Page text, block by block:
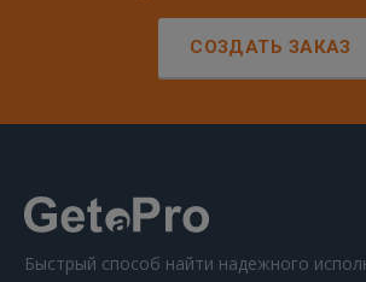
СОЗДАТЬ ЗАКАЗ
Быстрый способ найти надежного